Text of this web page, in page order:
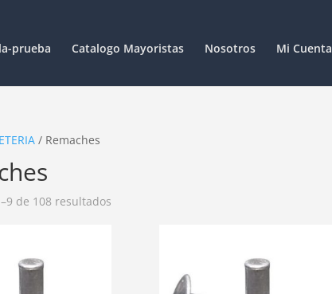
prueba Catalogo Mayoristas Nosotros Mi Cuenta
/ Remaches
de 108 resultados